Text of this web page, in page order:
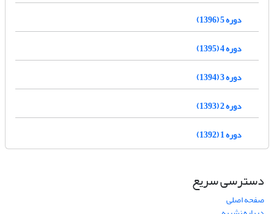
دوره 5 (1396)
دوره 4 (1395)
دوره 3 (1394)
دوره 2 (1393)
دوره 1 (1392)
دسترسی سریع
صفحه اصلی